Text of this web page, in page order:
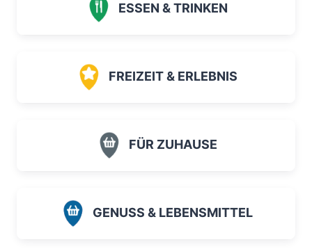
ESSEN & TRINKEN
FREIZEIT & ERLEBNIS
FÜR ZUHAUSE
GENUSS & LEBENSMITTEL